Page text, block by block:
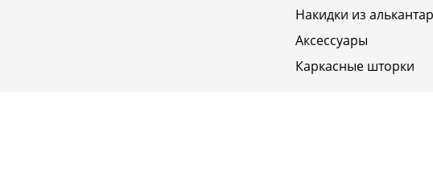
Накидки из
Аксессуары
Каркасные шторки